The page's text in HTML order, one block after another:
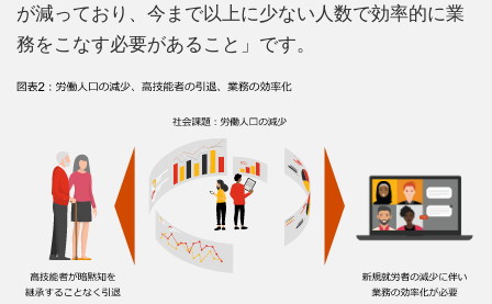
が減っており、今まで以上に少ない人数で効率的に業
務をこなす必要があること」です。